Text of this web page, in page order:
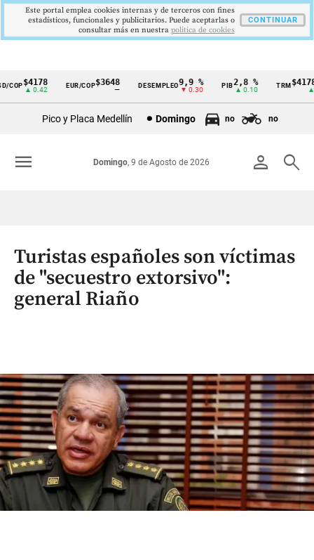
Cintillo
Colombia
$4178
▲ 0.42
EUR/COP$3648 DESEMPLEO 9,9 %
▼ 0.30
2,8 %
▲ 0.10
TRM
▲
Pico y Placa Medellín Domingo no no
person search
Domingo, 9 de Agosto de 2026
menu
Turistas españoles son víctimas
de "secuestro extorsivo":
general Riaño
Este portal emplea cookies internas y de terceros con fines
estadísticos, funcionales y publicitarios. Puede aceptarlas o
consultar más en nuestra politica de cookies
CONTINUAR